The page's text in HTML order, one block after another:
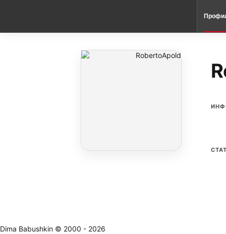
Dima Babushkin © 2000 - 2026